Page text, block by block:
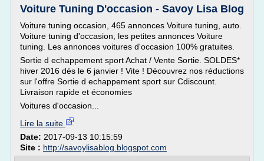
Voiture Tuning D'occasion - Savoy Lisa Blog
Voiture tuning occasion, 465 annonces Voiture tuning, auto.
Voiture tuning d'occasion, les petites annonces Voiture
tuning. Les annonces voitures d'occasion 100% gratuites.
Sortie d echappement sport Achat / Vente Sortie. SOLDES*
hiver 2016 dès le 6 janvier ! Vite ! Découvrez nos réductions
sur l'offre Sortie d echappement sport sur Cdiscount.
Livraison rapide et économies
Voitures d'occasion...
Lire la suite
Date: 2017-09-13 10:15:59
Site : http://savoylisablog.blogspot.com